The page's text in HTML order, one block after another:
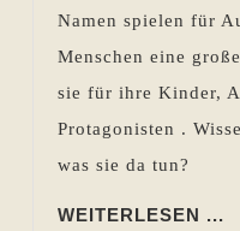
Namen spielen für
Menschen eine
sie für ihre Kinder,
Protagonisten .
was sie da tun?
WEITERLESEN ...